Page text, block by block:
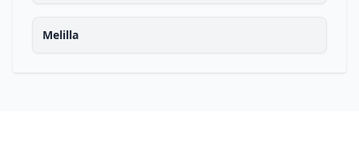
Melilla